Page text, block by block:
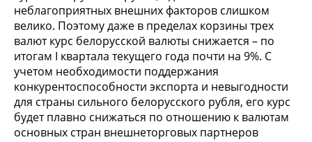
неблагоприятных внешних факторов слишком
велико. Поэтому даже в пределах корзины трех
валют курс белорусской валюты снижается – по
итогам I квартала текущего года почти на 9%. С
учетом необходимости поддержания
конкурентоспособности экспорта и невыгодности
для страны сильного белорусского рубля, его курс
будет плавно снижаться по отношению к валютам
основных стран внешнеторговых партнеров